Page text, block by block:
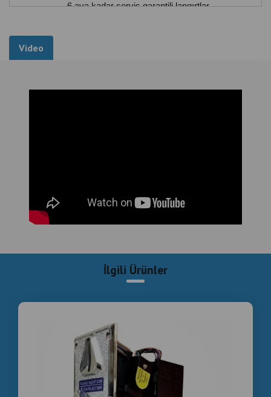
- 6 aya kadar servis garantili langırtlar
Oyun salonları
Jetonlu sistem kurulumu
temiz langırt masası 2. el
ucuz langırt masası fiyatları
langırt masası garantili satılık
oyun salonu langırt masası alım
istanbul langırt masası satışı
jetonlu langırt masası ikinci el
Video
İlgili Ürünler